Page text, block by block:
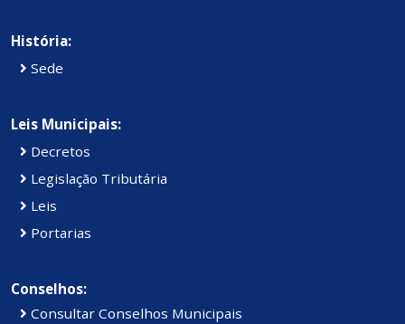
História:
Sede
Leis Municipais:
Decretos
Legislação Tributária
Leis
Portarias
Conselhos:
Consultar Conselhos Municipais